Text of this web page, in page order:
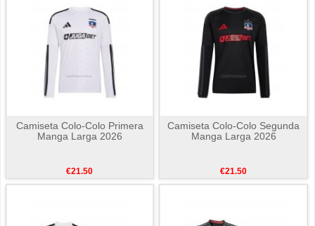
Camiseta Colo-Colo Primera
Manga Larga 2026
€21.50
Camiseta Colo-Colo Segunda
Manga Larga 2026
€21.50